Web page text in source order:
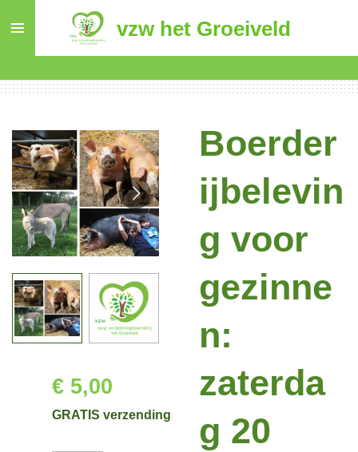
de
vzw het Groeiveld
Boerder
ijbelevin
g voor
gezinne
n:
zaterda
g 20
€ 5,00
GRATIS verzending